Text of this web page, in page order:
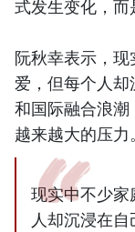
式发生变化，而
阮秋幸表示，
爱，但每个人
和国际融合浪
越来越大的压力。
现实中不少
人却沉浸在